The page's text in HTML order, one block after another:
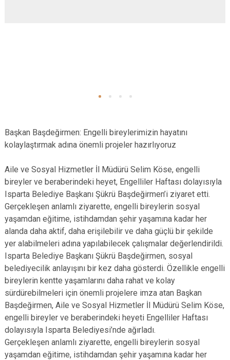
Başkan Başdeğirmen: Engelli bireylerimizin hayatını
kolaylaştırmak adına önemli projeler hazırlıyoruz
Aile ve Sosyal Hizmetler İl Müdürü Selim Köse, engelli
bireyler ve beraberindeki heyet, Engelliler Haftası dolayısıyla
Isparta Belediye Başkanı Şükrü Başdeğirmen’i ziyaret etti.
Gerçekleşen anlamlı ziyarette, engelli bireylerin sosyal
yaşamdan eğitime, istihdamdan şehir yaşamına kadar her
alanda daha aktif, daha erişilebilir ve daha güçlü bir şekilde
yer alabilmeleri adına yapılabilecek çalışmalar değerlendirildi.
Isparta Belediye Başkanı Şükrü Başdeğirmen, sosyal
belediyecilik anlayışını bir kez daha gösterdi. Özellikle engelli
bireylerin kentte yaşamlarını daha rahat ve kolay
sürdürebilmeleri için önemli projelere imza atan Başkan
Başdeğirmen, Aile ve Sosyal Hizmetler İl Müdürü Selim Köse,
engelli bireyler ve beraberindeki heyeti Engelliler Haftası
dolayısıyla Isparta Belediyesi’nde ağırladı.
Gerçekleşen anlamlı ziyarette, engelli bireylerin sosyal
yaşamdan eğitime, istihdamdan şehir yaşamına kadar her